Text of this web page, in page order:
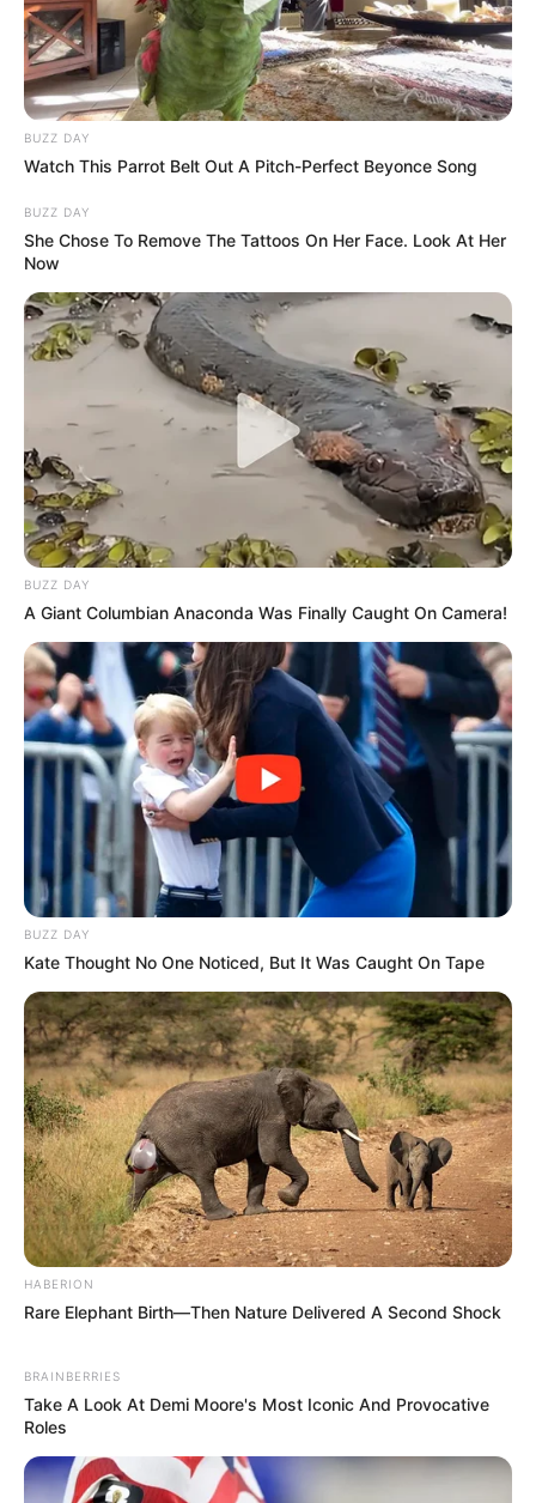
BUZZ DAY
Watch This Parrot Belt Out A Pitch-Perfect Beyonce Song
BUZZ DAY
She Chose To Remove The Tattoos On Her Face. Look At Her
Now
BUZZ DAY
A Giant Columbian Anaconda Was Finally Caught On Camera!
BUZZ DAY
Kate Thought No One Noticed, But It Was Caught On Tape
HABERION
Rare Elephant Birth—Then Nature Delivered A Second Shock
BRAINBERRIES
Take A Look At Demi Moore's Most Iconic And Provocative
Roles